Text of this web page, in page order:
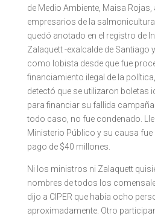
de Medio Ambiente, Maisa Rojas,
empresarios de la
quedó anotado en el registro de
Zalaquett -exalcalde de Santiago
como lobista desde que fue
financiamiento ilegal de la
detectó que se utilizaron boletas
para financiar su fallida
todo caso, no fue condenado.
Ministerio Público y su causa fue
pago de $40 millones.
Ni los ministros ni Zalaquett
nombres de todos los
dijo a CIPER que había ocho
aproximadamente. Otro